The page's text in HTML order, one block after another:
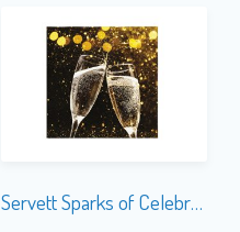
Servett Sparks of Celebration